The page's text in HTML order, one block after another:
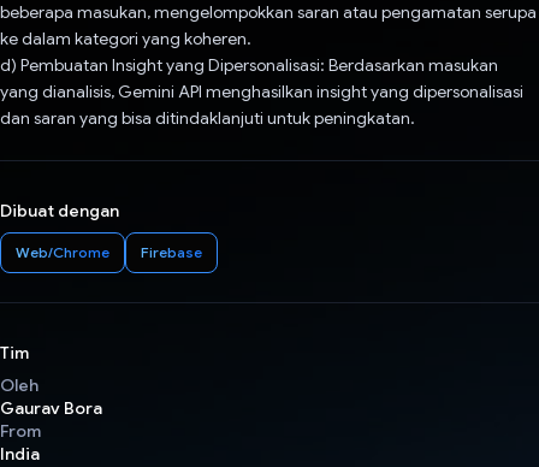
beberapa masukan, mengelompokkan saran atau pengamatan serupa
ke dalam kategori yang koheren.
d) Pembuatan Insight yang Dipersonalisasi: Berdasarkan masukan
yang dianalisis, Gemini API menghasilkan insight yang dipersonalisasi
dan saran yang bisa ditindaklanjuti untuk peningkatan.
Dibuat dengan
Web/Chrome Firebase
Tim
Oleh
Gaurav Bora
From
India